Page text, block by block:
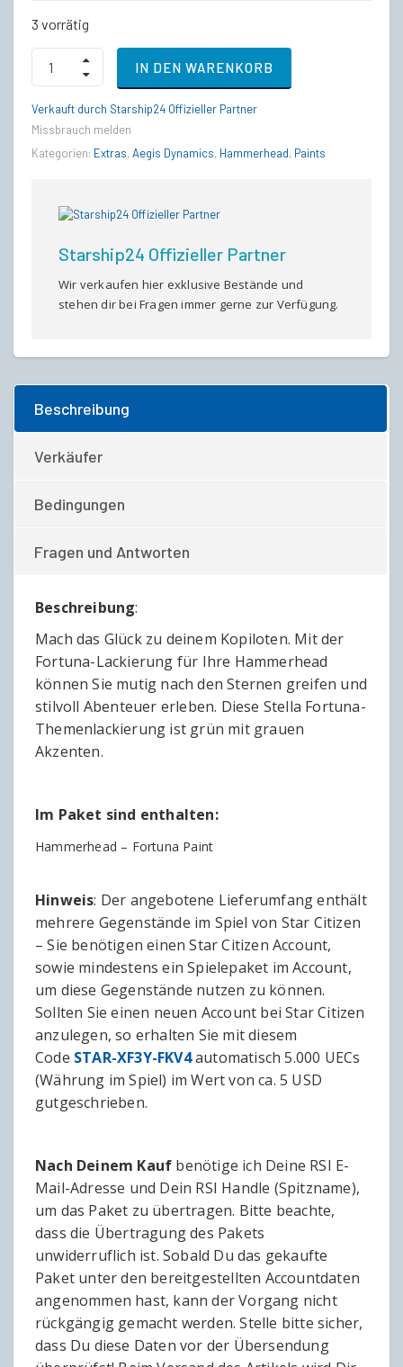
3 vorrätig
Hammerhead
Fortuna
Paint
IN DEN WARENKORB
Verkauft durch Starship24 Offizieller Partner
Missbrauch melden
Kategorien: Extras, Aegis Dynamics, Hammerhead, Paints
Starship24 Offizieller Partner
Wir verkaufen hier exklusive Bestände und
stehen dir bei Fragen immer gerne zur Verfügung.
Beschreibung
Verkäufer
Bedingungen
Fragen und Antworten
Beschreibung:
Mach das Glück zu deinem Kopiloten. Mit der
Fortuna-Lackierung für Ihre Hammerhead
können Sie mutig nach den Sternen greifen und
stilvoll Abenteuer erleben. Diese Stella Fortuna-
Themenlackierung ist grün mit grauen
Akzenten.
Im Paket sind enthalten:
Hammerhead – Fortuna Paint
Hinweis: Der angebotene Lieferumfang enthält
mehrere Gegenstände im Spiel von Star Citizen
– Sie benötigen einen Star Citizen Account,
sowie mindestens ein Spielepaket im Account,
um diese Gegenstände nutzen zu können.
Sollten Sie einen neuen Account bei Star Citizen
anzulegen, so erhalten Sie mit diesem
Code STAR-XF3Y-FKV4automatisch 5.000 UECs
(Währung im Spiel) im Wert von ca. 5 USD
gutgeschrieben.
Nach Deinem Kauf benötige ich Deine RSI E-
Mail-Adresse und Dein RSI Handle (Spitzname),
um das Paket zu übertragen. Bitte beachte,
dass die Übertragung des Pakets
unwiderruflich ist. Sobald Du das gekaufte
Paket unter den bereitgestellten Accountdaten
angenommen hast, kann der Vorgang nicht
rückgängig gemacht werden. Stelle bitte sicher,
dass Du diese Daten vor der Übersendung